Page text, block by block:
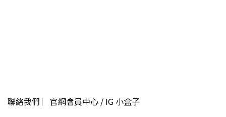
聯絡我們 ︳官網會員中心 / IG 小盒子